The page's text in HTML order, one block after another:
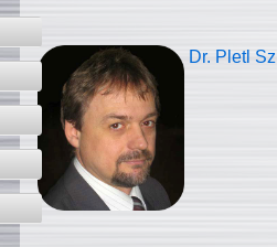
Dr. Pletl